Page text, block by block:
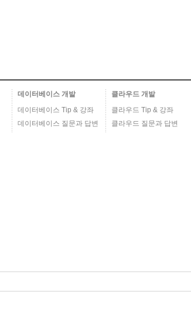
데이터베이스 개발
데이터베이스 Tip & 강좌
데이터베이스 질문과 답변
클라우드 개발
클라우드 Tip & 강좌
클라우드 질문과 답변